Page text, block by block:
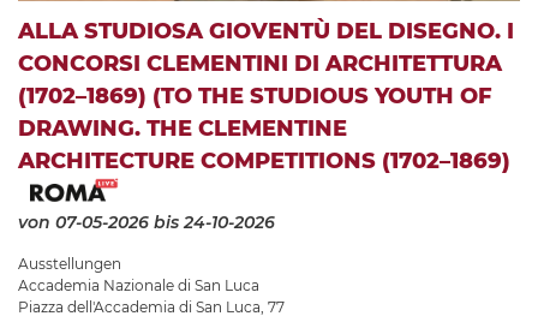
ALLA STUDIOSA GIOVENTÙ DEL DISEGNO. I
CONCORSI CLEMENTINI DI ARCHITETTURA
(1702–1869) (TO THE STUDIOUS YOUTH OF
DRAWING. THE CLEMENTINE
ARCHITECTURE COMPETITIONS (1702–1869)
von 07-05-2026 bis 24-10-2026
Ausstellungen
Accademia Nazionale di San Luca
Piazza dell'Accademia di San Luca, 77